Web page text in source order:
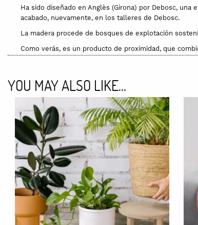
Ha sido diseñado en Anglès (Girona) por Debosc,
acabado, nuevamente, en los talleres de Debosc.
La madera procede de bosques de explotación
Como verás, es un producto de proximidad, que
→ 2 piezas de contrachapado de abedul de 18 mm de
→ 1 tornillo pasante.
DIMENSIONES
Alto → 18 cm
Ancho → 24 cm
Fondo → 24 cm
Peso → 0,5 kg
CUIDADO
El contrachapado de abedul de este soporte de
Sin embargo, es normal que adquiera un tono más
EMBALAJE
YOU MAY ALSO LIKE…